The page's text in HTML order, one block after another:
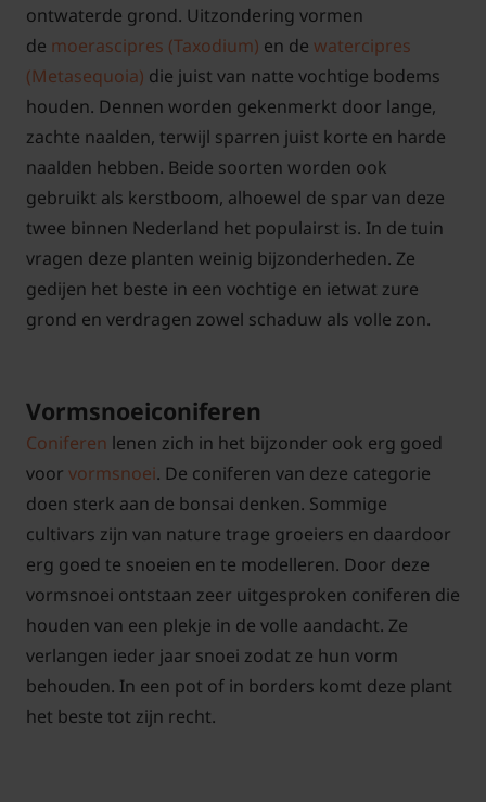
ontwaterde grond. Uitzondering vormen
de moerascipres (Taxodium) en de watercipres
(Metasequoia) die juist van natte vochtige bodems
houden. Dennen worden gekenmerkt door lange,
zachte naalden, terwijl sparren juist korte en harde
naalden hebben. Beide soorten worden ook
gebruikt als kerstboom, alhoewel de spar van deze
twee binnen Nederland het populairst is. In de tuin
vragen deze planten weinig bijzonderheden. Ze
gedijen het beste in een vochtige en ietwat zure
grond en verdragen zowel schaduw als volle zon.
Vormsnoeiconiferen
Coniferen lenen zich in het bijzonder ook erg goed
voor vormsnoei. De coniferen van deze categorie
doen sterk aan de bonsai denken. Sommige
cultivars zijn van nature trage groeiers en daardoor
erg goed te snoeien en te modelleren. Door deze
vormsnoei ontstaan zeer uitgesproken coniferen die
houden van een plekje in de volle aandacht. Ze
verlangen ieder jaar snoei zodat ze hun vorm
behouden. In een pot of in borders komt deze plant
het beste tot zijn recht.